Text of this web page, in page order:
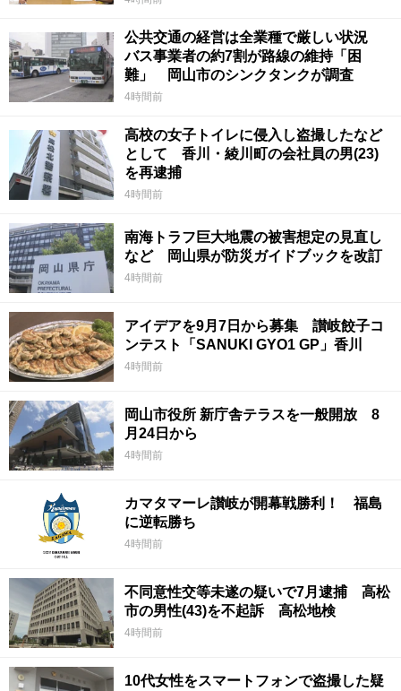
公共交通の経営は全業種で厳しい状況
バス事業者の約7割が路線の維持「困
難」 岡山市のシンクタンクが調査
4時間前
高校の女子トイレに侵入し盗撮したなど
として 香川・綾川町の会社員の男(23)
を再逮捕
4時間前
南海トラフ巨大地震の被害想定の見直し
など 岡山県が防災ガイドブックを改訂
4時間前
アイデアを9月7日から募集 讃岐餃子コ
ンテスト「SANUKI GYO1 GP」香川
4時間前
岡山市役所 新庁舎テラスを一般開放 8
月24日から
4時間前
カマタマーレ讃岐が開幕戦勝利！ 福島
に逆転勝ち
4時間前
不同意性交等未遂の疑いで7月逮捕 高松
市の男性(43)を不起訴 高松地検
4時間前
10代女性をスマートフォンで盗撮した疑